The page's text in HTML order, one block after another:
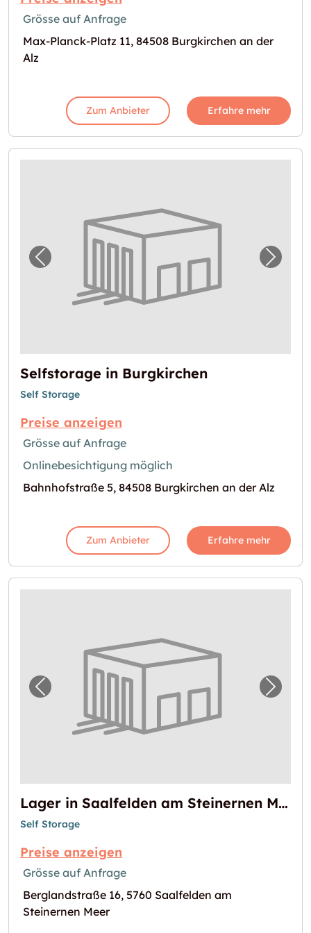
Grösse auf Anfrage
Max-Planck-Platz 11, 84508 Burgkirchen an der
Alz
Zum Anbieter Erfahre mehr
Vorheriges Bild für "Selfstorage in
Selfstorage in Burgkirchen
Self Storage
Preise anzeigen
Grösse auf Anfrage
Onlinebesichtigung möglich
Bahnhofstraße 5, 84508 Burgkirchen an der Alz
Zum Anbieter Erfahre mehr
Vorheriges Bild für "Lager in Saalfelden am
Lager in Saalfelden am Steinernen Meer zu vermieten
Self Storage
Preise anzeigen
Grösse auf Anfrage
Berglandstraße 16, 5760 Saalfelden am
Steinernen Meer